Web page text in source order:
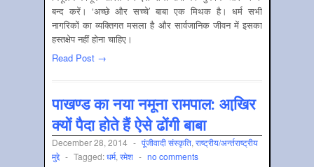
बन्द करें। ‘अच्छे और सच्चे’ बाबा एक मिथक है। धर्म सभी
नागरिकों का व्यक्तिगत मसला है और सार्वजानिक जीवन में इसका
हस्तक्षेप नहीं होना चाहिए।
Read Post →
पाखण्ड का नया नमूना रामपाल: आखि़र
क्यों पैदा होते हैं ऐसे ढोंगी बाबा
December 28, 2014 - पूंजीवादी संस्‍कृति, राष्‍ट्रीय/अर्न्‍तराष्‍ट्रीय
मुद्दे - Tagged:धर्म, रमेश - no comments